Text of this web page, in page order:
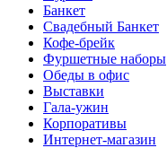
Банкет
Свадебный Банкет
Кофе-брейк
Фуршетные наборы
Обеды в офис
Выставки
Гала-ужин
Корпоративы
Интернет-магазин